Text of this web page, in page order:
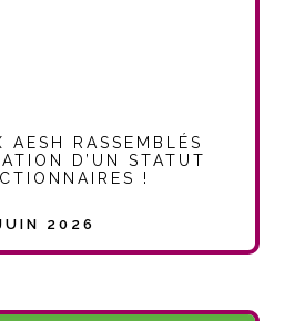
AESH RASSEMBLÉS
D’UN STATUT
!
2026